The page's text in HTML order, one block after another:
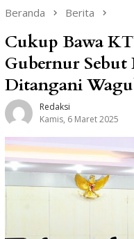
Beranda Berita
Cukup Bawa
Gubernur Sebut
Ditangani
Redaksi
Kamis, 6 Maret 2025